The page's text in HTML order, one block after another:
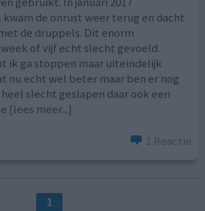
kwam de onrust weer terug en dacht
de druppels. Dit enorm
of vijf echt slecht gevoeld.
ik ga stoppen maar uiteindelijk
nu echt wel beter maar ben er nog
slecht geslapen daar ook een
[lees meer...]
1 Reactie
1